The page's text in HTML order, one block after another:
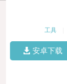
工具
安卓下载